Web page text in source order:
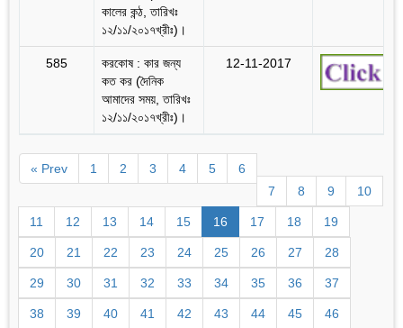
কালের কন্ঠ, তারিখঃ
১২/১১/২০১৭খ্রীঃ)।
585
করকোষ : কার জন্য
কত কর (দৈনিক
আমাদের সময়, তারিখঃ
১২/১১/২০১৭খ্রীঃ)।
12-11-2017
« Prev 1 2 3 4 5
6
7
8 9 10
11 12 13 14 15 16 17 18 19
20 21 22 23 24 25 26 27 28
29 30 31 32 33 34 35 36 37
38 39 40 41 42 43 44 45 46